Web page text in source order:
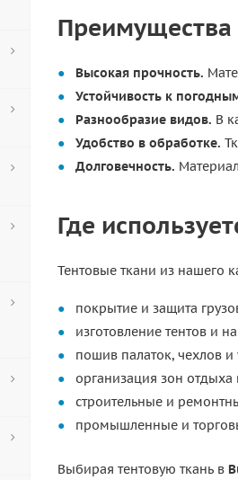
Преимущества
Высокая прочность.
Устойчивость к
Разнообразие видов. В
Удобство в обработке.
Долговечность.
Где
Тентовые ткани из нашего
покрытие и защита
изготовление тентов и
пошив палаток, чехлов и
организация зон
строительные и
промышленные и
Выбирая тентовую ткань в